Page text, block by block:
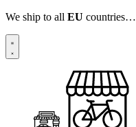
We ship to all EU countries…